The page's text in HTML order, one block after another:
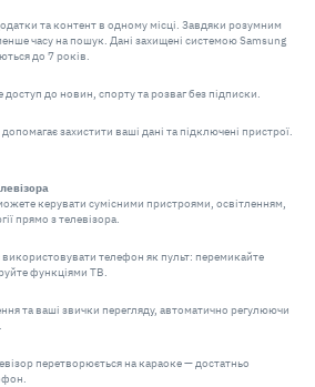
та контент в одному місці. Завдяки розумним
часу на пошук. Дані захищені системою Samsung
до 7 років.
до новин, спорту та розваг без підписки.
захистити ваші дані та підключені пристрої.
керувати сумісними пристроями, освітленням,
прямо з телевізора.
телефон як пульт: перемикайте
функціями ТВ.
та ваші звички перегляду, автоматично регулюючи
перетворюється на караоке — достатньо